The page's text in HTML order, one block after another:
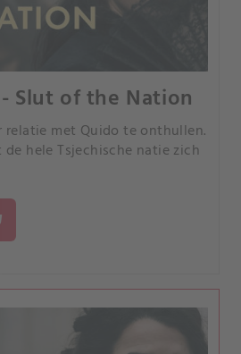
Slut of the Nation
relatie met Quido te onthullen.
hele Tsjechische natie zich